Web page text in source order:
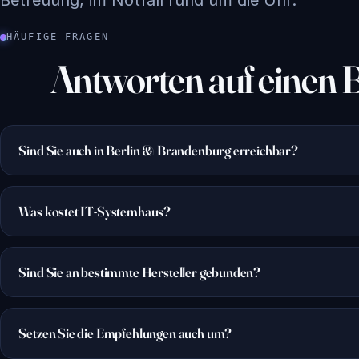
HÄUFIGE FRAGEN
Antworten auf einen
Sind Sie auch in Berlin & Brandenburg erreichbar?
Was kostet IT-Systemhaus?
Sind Sie an bestimmte Hersteller gebunden?
Setzen Sie die Empfehlungen auch um?